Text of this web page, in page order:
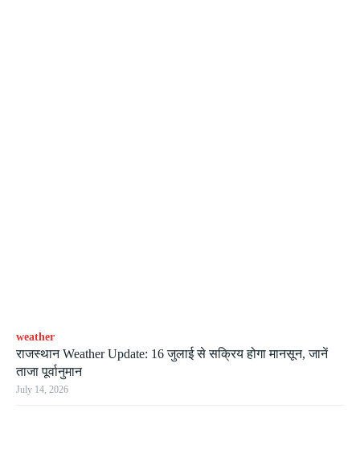
weather
राजस्थान Weather Update: 16 जुलाई से सक्रिय होगा मानसून, जानें
ताजा पूर्वानुमान
July 14, 2026